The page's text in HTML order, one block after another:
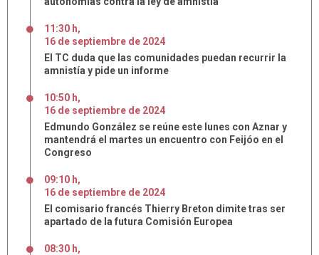
11:30 h,
16 de septiembre de 2024
El TC duda que las comunidades puedan recurrir la
amnistía y pide un informe
10:50 h,
16 de septiembre de 2024
Edmundo González se reúne este lunes con Aznar y
mantendrá el martes un encuentro con Feijóo en el
Congreso
09:10 h,
16 de septiembre de 2024
El comisario francés Thierry Breton dimite tras ser
apartado de la futura Comisión Europea
08:30 h,